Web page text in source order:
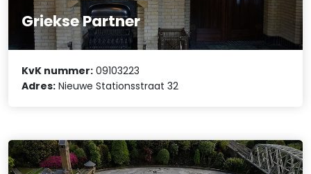
Griekse Partner
KvK nummer: 09103223
Adres: Nieuwe Stationsstraat 32